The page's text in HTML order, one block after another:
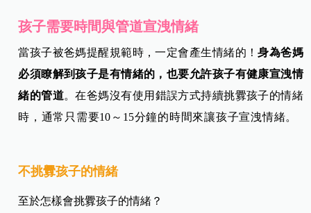
孩子需要時間與管道宣洩情緒
當孩子被爸媽提醒規範時，一定會產生情緒的！身為爸媽
必須瞭解到孩子是有情緒的，也要允許孩子有健康宣洩情
緒的管道。在爸媽沒有使用錯誤方式持續挑釁孩子的情緒
時，通常只需要10～15分鐘的時間來讓孩子宣洩情緒。
不挑釁孩子的情緒
至於怎樣會挑釁孩子的情緒？